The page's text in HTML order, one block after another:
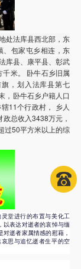
处法库县西北部，东
、包家屯乡相连，东
库县、康平县、彰武
米。 卧牛石乡旧属
，划入法库县第七
，卧牛石乡户籍人口
11个行政村， 乡人
总收入3438万元，
过50平方米以上的综
堂进行的布置与美化工
以表达对逝者的哀悼与缅
逝者家属情感的慰藉，
思与追忆逝者生平的空